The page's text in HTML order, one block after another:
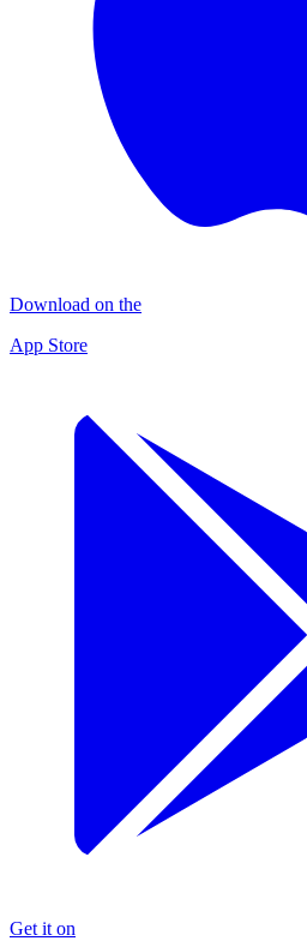
Download on the
App Store
Get it on